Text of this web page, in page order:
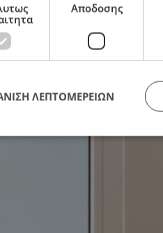
Αποδοσης
ΛΕΠΤΟΜΕΡΕΙΩΝ